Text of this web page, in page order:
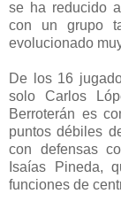
se ha reducido
con un grupo
evolucionado
De los 16
solo Carlos
Berroterán es
puntos débiles
con defensas
Isaías Pineda,
funciones de